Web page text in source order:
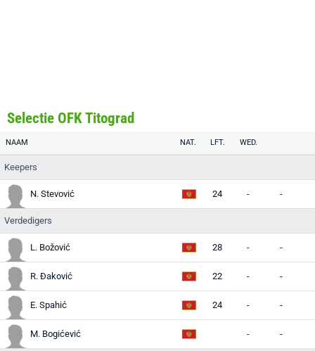
Selectie OFK Titograd
NAAM NAT. LFT. WED.
Keepers
N. Stevović 24 - -
Verdedigers
L. Božović 28 - -
R. Đaković 22 - -
E. Spahić 24 - -
M. Bogićević - -